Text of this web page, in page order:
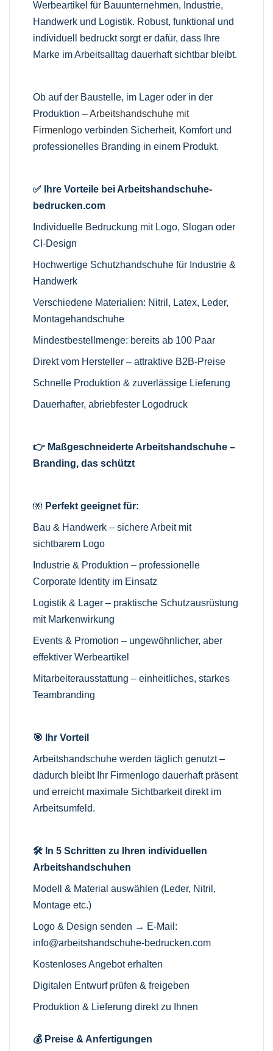
Werbeartikel für Bauunternehmen, Industrie,
Handwerk und Logistik. Robust, funktional und
individuell bedruckt sorgt er dafür, dass Ihre
Marke im Arbeitsalltag dauerhaft sichtbar bleibt.
Ob auf der Baustelle, im Lager oder in der
Produktion –Arbeitshandschuhe mit
Firmenlogo verbinden Sicherheit, Komfort und
professionelles Branding in einem Produkt.
✅ Ihre Vorteile bei Arbeitshandschuhe-
bedrucken.com
Individuelle Bedruckung mit Logo, Slogan oder
CI-Design
Hochwertige Schutzhandschuhe für Industrie &
Handwerk
Verschiedene Materialien: Nitril, Latex, Leder,
Montagehandschuhe
Mindestbestellmenge: bereits ab 100 Paar
Direkt vom Hersteller – attraktive B2B-Preise
Schnelle Produktion & zuverlässige Lieferung
Dauerhafter, abriebfester Logodruck
👉 Maßgeschneiderte Arbeitshandschuhe –
Branding, das schützt
🧤 Perfekt geeignet für:
Bau & Handwerk – sichere Arbeit mit
sichtbarem Logo
Industrie & Produktion – professionelle
Corporate Identity im Einsatz
Logistik & Lager – praktische Schutzausrüstung
mit Markenwirkung
Events & Promotion – ungewöhnlicher, aber
effektiver Werbeartikel
Mitarbeiterausstattung – einheitliches, starkes
Teambranding
🎯 Ihr Vorteil
Arbeitshandschuhe werden täglich genutzt –
dadurch bleibt Ihr Firmenlogo dauerhaft präsent
und erreicht maximale Sichtbarkeit direkt im
Arbeitsumfeld.
🛠️ In 5 Schritten zu Ihren individuellen
Arbeitshandschuhen
Modell & Material auswählen (Leder, Nitril,
Montage etc.)
Logo & Design senden → E-Mail:
info@arbeitshandschuhe-bedrucken.com
Kostenloses Angebot erhalten
Digitalen Entwurf prüfen & freigeben
Produktion & Lieferung direkt zu Ihnen
💰 Preise & Anfertigungen